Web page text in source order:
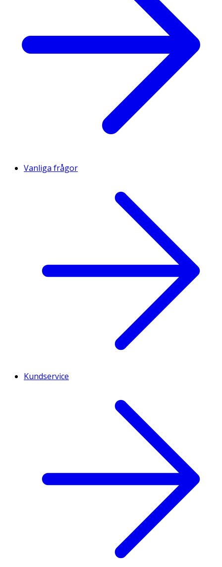
Vanliga frågor
Kundservice